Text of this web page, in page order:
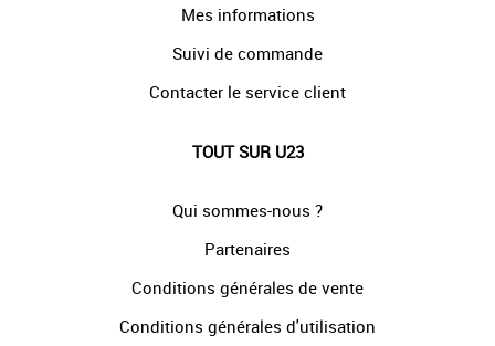
Mes informations
Suivi de commande
Contacter le service client
TOUT SUR U23
Qui sommes-nous ?
Partenaires
Conditions générales de vente
Conditions générales d'utilisation